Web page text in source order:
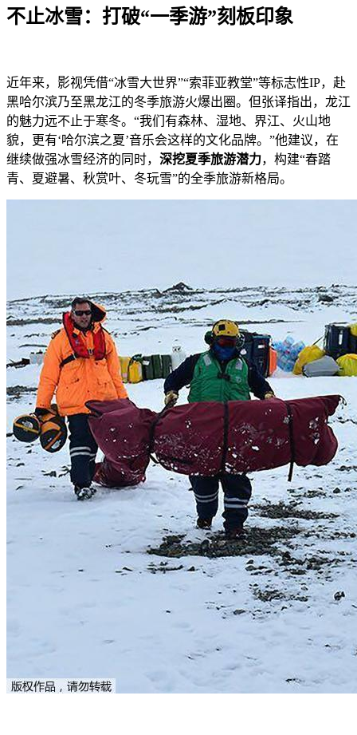
不止冰雪：打破“一季游”刻板印象
近年来，影视凭借“冰雪大世界”“索菲亚教堂”等标志性IP，赴
黑哈尔滨乃至黑龙江的冬季旅游火爆出圈。但张译指出，龙江
的魅力远不止于寒冬。“我们有森林、湿地、界江、火山地
貌，更有‘哈尔滨之夏’音乐会这样的文化品牌。”他建议，在
继续做强冰雪经济的同时， 深挖夏季旅游潜力，构建“春踏
青、夏避暑、秋赏叶、冬玩雪”的全季旅游新格局。